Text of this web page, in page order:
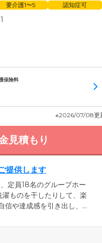
要介護1〜5 認知症可
保険料
※2026/07/08更
見積もり
提供します
定員18名のグループホー
ものを干したりして、楽
や達成感を引き出し、
護サービスをご提供。介
りますので、どうぞご安